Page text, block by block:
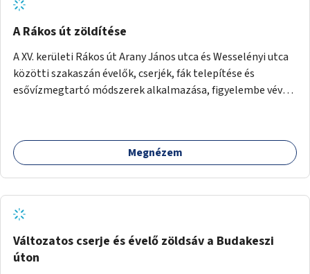
A Rákos út zöldítése
A XV. kerületi Rákos út Arany János utca és Wesselényi utca
közötti szakaszán évelők, cserjék, fák telepítése és
esővízmegtartó módszerek alkalmazása, figyelembe véve a
Megnézem
Változatos cserje és évelő zöldsáv a Budakeszi
úton